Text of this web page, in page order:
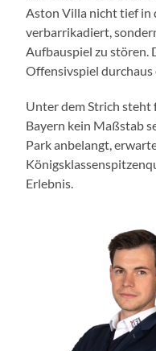
Aston Villa nicht tief in
verbarrikadiert,
Aufbauspiel zu stören.
Offensivspiel durchaus
Unter dem Strich steht
Bayern kein Maßstab
Park anbelangt,
Erlebnis.